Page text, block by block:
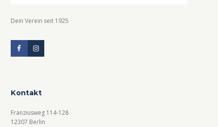
Dein Verein seit 1925
Kontakt
Franziusweg 114-128
12307 Berlin